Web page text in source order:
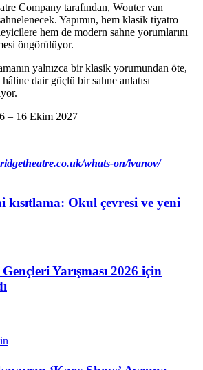
Company tarafından, Wouter van
Yapımın, hem klasik tiyatro
hem de modern sahne yorumlarını
öngörülüyor.
yalnızca bir klasik yorumundan öte,
dair güçlü bir sahne anlatısı
– 16 Ekim 2027
whats-on/ivanov/
kısıtlama: Okul çevresi ve yeni
Yarışması 2026 için